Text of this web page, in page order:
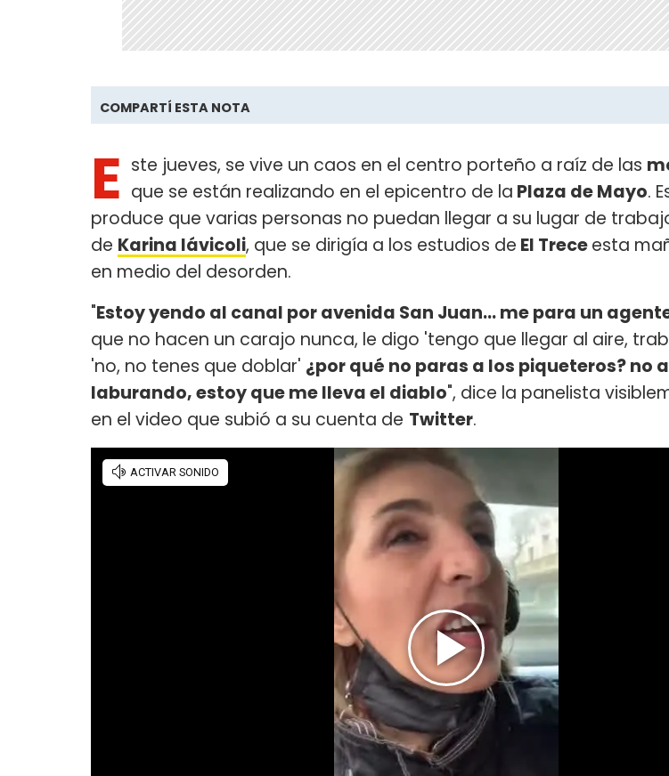
COMPARTÍ ESTA NOTA
E ste jueves, se vive un caos en el centro porteño a raíz de las
que se están realizando en el epicentro de la Plaza de Mayo.
produce que varias personas no puedan llegar a su lugar de
de Karina Iávicoli, que se dirigía a los estudios de El Treceesta
en medio del desorden.
"Estoy yendo al canal por avenida San Juan... me para un
que no hacen un carajo nunca, le digo 'tengo que llegar al aire,
'no, no tenes que doblar' ¿por qué no paras a los piqueteros? no
laburando, estoy que me lleva el diablo", dice la panelista
en el video que subió a su cuenta de Twitter.